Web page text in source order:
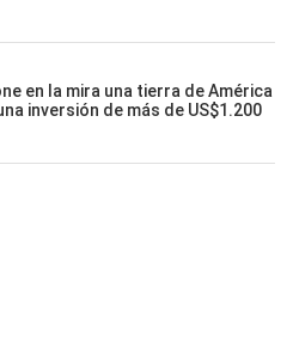
en la mira una tierra de América
inversión de más de US$1.200